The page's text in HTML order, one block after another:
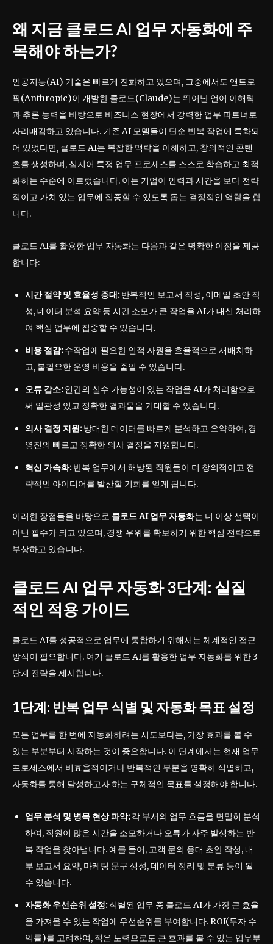
왜 지금 클로드 AI 업무 자동화에 주
목해야 하는가?
인공지능(AI) 기술은 빠르게 진화하고 있으며, 그중에서도 앤트로
픽(Anthropic)이 개발한 클로드(Claude)는 뛰어난 언어 이해력
과 추론 능력을 바탕으로 비즈니스 현장에서 강력한 업무 파트너로
자리매김하고 있습니다. 기존 AI 모델들이 단순 반복 작업에 특화되
어 있었다면, 클로드 AI는 복잡한 맥락을 이해하고, 창의적인 콘텐
츠를 생성하며, 심지어 특정 업무 프로세스를 스스로 학습하고 최적
화하는 수준에 이르렀습니다. 이는 기업이 인력과 시간을 보다 전략
적이고 가치 있는 업무에 집중할 수 있도록 돕는 결정적인 역할을 합
니다.
클로드 AI를 활용한 업무 자동화는 다음과 같은 명확한 이점을 제공
합니다:
시간 절약 및 효율성 증대:반복적인 보고서 작성, 이메일 초안 작
성, 데이터 분석 요약 등 시간 소모가 큰 작업을 AI가 대신 처리하
여 핵심 업무에 집중할 수 있습니다.
비용 절감:수작업에 필요한 인적 자원을 효율적으로 재배치하
고, 불필요한 운영 비용을 줄일 수 있습니다.
오류 감소:인간의 실수 가능성이 있는 작업을 AI가 처리함으로
써 일관성 있고 정확한 결과물을 기대할 수 있습니다.
의사 결정 지원:방대한 데이터를 빠르게 분석하고 요약하여, 경
영진의 빠르고 정확한 의사 결정을 지원합니다.
혁신 가속화:반복 업무에서 해방된 직원들이 더 창의적이고 전
략적인 아이디어를 발산할 기회를 얻게 됩니다.
이러한 장점들을 바탕으로 클로드 AI 업무 자동화는 더 이상 선택이
아닌 필수가 되고 있으며, 경쟁 우위를 확보하기 위한 핵심 전략으로
부상하고 있습니다.
클로드 AI 업무 자동화 3단계: 실질
적인 적용 가이드
클로드 AI를 성공적으로 업무에 통합하기 위해서는 체계적인 접근
방식이 필요합니다. 여기 클로드 AI를 활용한 업무 자동화를 위한 3
단계 전략을 제시합니다.
1단계: 반복 업무 식별 및 자동화 목표 설정
모든 업무를 한 번에 자동화하려는 시도보다는, 가장 효과를 볼 수
있는 부분부터 시작하는 것이 중요합니다. 이 단계에서는 현재 업무
프로세스에서 비효율적이거나 반복적인 부분을 명확히 식별하고,
자동화를 통해 달성하고자 하는 구체적인 목표를 설정해야 합니다.
업무 분석 및 병목 현상 파악:각 부서의 업무 흐름을 면밀히 분석
하여, 직원이 많은 시간을 소모하거나 오류가 자주 발생하는 반
복 작업을 찾아냅니다. 예를 들어, 고객 문의 응대 초안 작성, 내
부 보고서 요약, 마케팅 문구 생성, 데이터 정리 및 분류 등이 될
수 있습니다.
자동화 우선순위 설정:식별된 업무 중 클로드 AI가 가장 큰 효율
을 가져올 수 있는 작업에 우선순위를 부여합니다. ROI(투자 수
익률)를 고려하여, 적은 노력으로도 큰 효과를 볼 수 있는 업무부